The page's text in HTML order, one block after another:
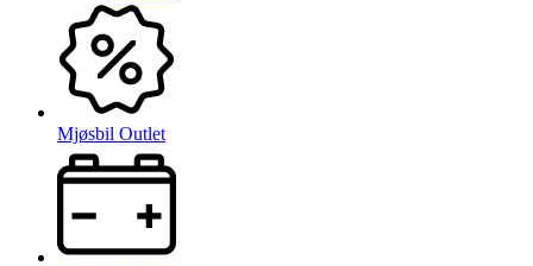
Mjøsbil Outlet